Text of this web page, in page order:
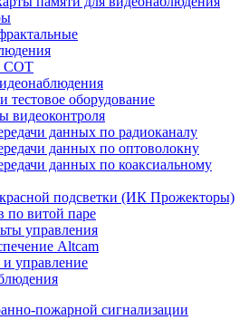
СОТ
тестовое оборудование
видеоконтроля
данных по радиоканалу
данных по оптоволокну
данных по коаксиальному
подсветки (ИК Прожекторы)
по витой паре
управления
Altcam
управление
пожарной сигнализации